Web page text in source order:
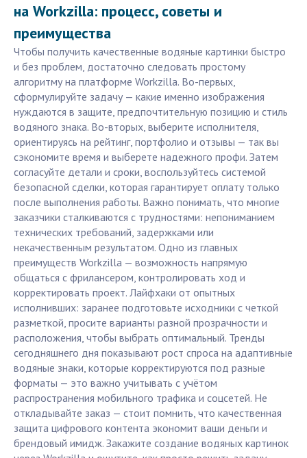
на Workzilla: процесс, советы и
преимущества
Чтобы получить качественные водяные картинки быстро
и без проблем, достаточно следовать простому
алгоритму на платформе Workzilla. Во-первых,
сформулируйте задачу — какие именно изображения
нуждаются в защите, предпочтительную позицию и стиль
водяного знака. Во-вторых, выберите исполнителя,
ориентируясь на рейтинг, портфолио и отзывы — так вы
сэкономите время и выберете надежного профи. Затем
согласуйте детали и сроки, воспользуйтесь системой
безопасной сделки, которая гарантирует оплату только
после выполнения работы. Важно понимать, что многие
заказчики сталкиваются с трудностями: непониманием
технических требований, задержками или
некачественным результатом. Одно из главных
преимуществ Workzilla — возможность напрямую
общаться с фрилансером, контролировать ход и
корректировать проект. Лайфхаки от опытных
исполнивших: заранее подготовьте исходники с четкой
разметкой, просите варианты разной прозрачности и
расположения, чтобы выбрать оптимальный. Тренды
сегодняшнего дня показывают рост спроса на адаптивные
водяные знаки, которые корректируются под разные
форматы — это важно учитывать с учётом
распространения мобильного трафика и соцсетей. Не
откладывайте заказ — стоит помнить, что качественная
защита цифрового контента экономит ваши деньги и
брендовый имидж. Закажите создание водяных картинок